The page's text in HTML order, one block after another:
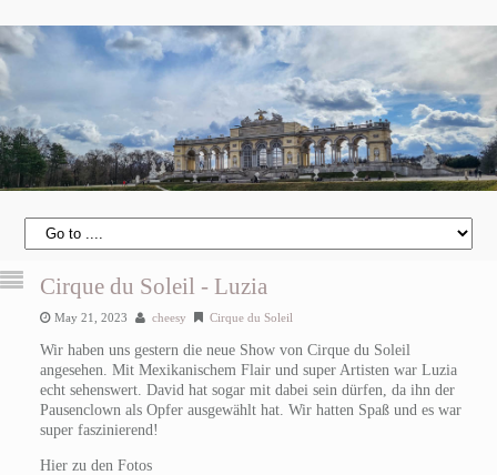
Cirque du Soleil - Luzia
May 21, 2023 cheesy Cirque du Soleil
Wir haben uns gestern die neue Show von Cirque du Soleil
angesehen. Mit Mexikanischem Flair und super Artisten war Luzia
echt sehenswert. David hat sogar mit dabei sein dürfen, da ihn der
Pausenclown als Opfer ausgewählt hat. Wir hatten Spaß und es war
super faszinierend!
Hier zu den Fotos